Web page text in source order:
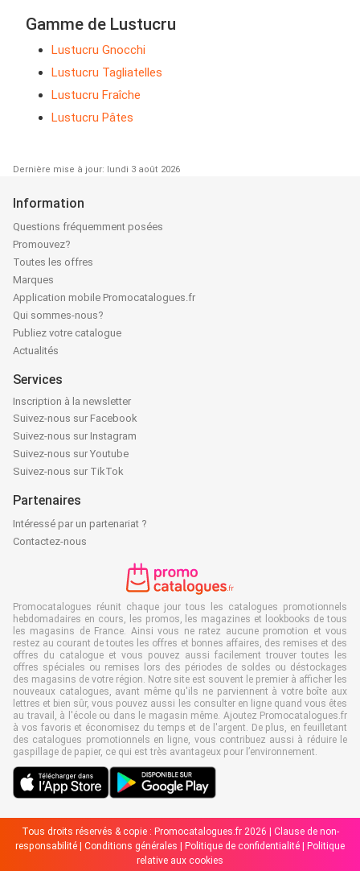
Gamme de Lustucru
Lustucru Gnocchi
Lustucru Tagliatelles
Lustucru Fraîche
Lustucru Pâtes
Dernière mise à jour: lundi 3 août 2026
Information
Questions fréquemment posées
Promouvez?
Toutes les offres
Marques
Application mobile Promocatalogues.fr
Qui sommes-nous?
Publiez votre catalogue
Actualités
Services
Inscription à la newsletter
Suivez-nous sur Facebook
Suivez-nous sur Instagram
Suivez-nous sur Youtube
Suivez-nous sur TikTok
Partenaires
Intéressé par un partenariat ?
Contactez-nous
Promocatalogues réunit chaque jour tous les catalogues promotionnels
hebdomadaires en cours, les promos, les magazines et lookbooks de tous
les magasins de France. Ainsi vous ne ratez aucune promotion et vous
restez au courant de toutes les offres et bonnes affaires, des remises et des
offres du catalogue et vous pouvez aussi facilement trouver toutes les
offres spéciales ou remises lors des périodes de soldes ou déstockages
des magasins de votre région. Notre site est souvent le premier à afficher les
nouveaux catalogues, avant même qu'ils ne parviennent à votre boîte aux
lettres et bien sûr, vous pouvez aussi les consulter en ligne quand vous êtes
au travail, à l'école ou dans le magasin même. Ajoutez Promocatalogues.fr
à vos favoris et économisez du temps et de l'argent. De plus, en feuilletant
des catalogues promotionnels en ligne, vous contribuez aussi à réduire le
gaspillage de papier, ce qui est très avantageux pour l’environnement.
Tous droits réservés & copie : Promocatalogues.fr 2026 | Clause de non-
responsabilité | Conditions générales | Politique de confidentialité | Politique
relative aux cookies